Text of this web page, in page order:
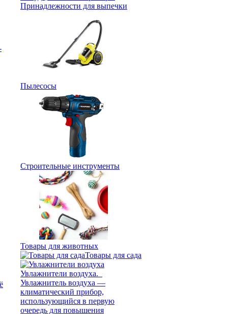
Принадлежности для выпечки
Пылесосы
Строительные инструменты
Товары для животных
Товары для сада